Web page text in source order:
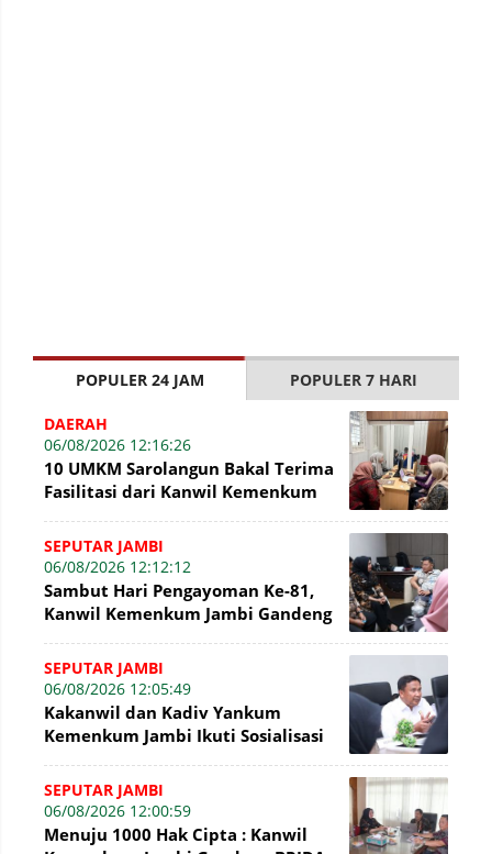
POPULER 24 JAM POPULER 7 HARI
DAERAH
06/08/2026 12:16:26
10 UMKM Sarolangun Bakal Terima
Fasilitasi dari Kanwil Kemenkum
SEPUTAR JAMBI
06/08/2026 12:12:12
Sambut Hari Pengayoman Ke-81,
Kanwil Kemenkum Jambi Gandeng
Gratis
SEPUTAR JAMBI
06/08/2026 12:05:49
Kakanwil dan Kadiv Yankum
Kemenkum Jambi Ikuti Sosialisasi
Secara Admin
SEPUTAR JAMBI
06/08/2026 12:00:59
Menuju 1000 Hak Cipta : Kanwil